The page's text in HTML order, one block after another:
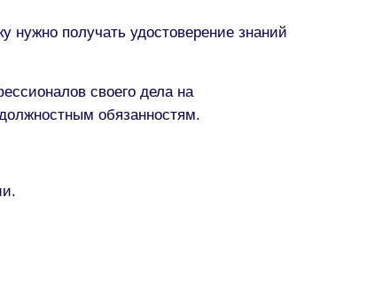
нужно получать удостоверение знаний
своего дела на
обязанностям.